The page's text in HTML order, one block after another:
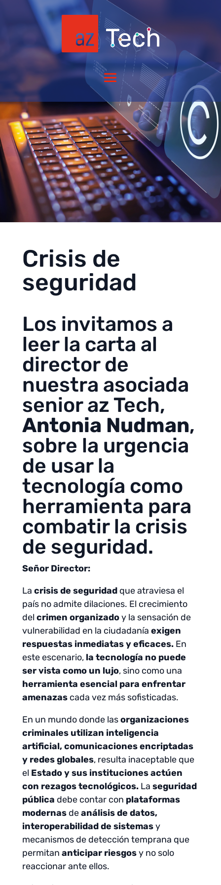
Crisis de
seguridad
Los invitamos a
leer la carta al
director de
nuestra asociada
senior az Tech,
Antonia Nudman,
sobre la urgencia
de usar la
tecnología como
herramienta para
combatir la crisis
de seguridad.
Señor Director:
La crisis de seguridadque atraviesa el
país no admite dilaciones. El crecimiento
del crimen organizadoy la sensación de
vulnerabilidad en la ciudadanía exigen
respuestas inmediatas y eficaces.En
este escenario, la tecnología no puede
ser vista como un lujo, sino como una
herramienta esencial para enfrentar
amenazascada vez más sofisticadas.
En un mundo donde lasorganizaciones
criminales utilizan inteligencia
artificial, comunicaciones encriptadas
y redes globales, resulta inaceptable que
el Estado y sus instituciones actúen
con rezagos tecnológicos.La seguridad
pública debe contar con plataformas
modernasdeanálisis de datos,
interoperabilidad de sistemasy
mecanismos de detección temprana que
permitan anticipar riesgosy no solo
reaccionar ante ellos.